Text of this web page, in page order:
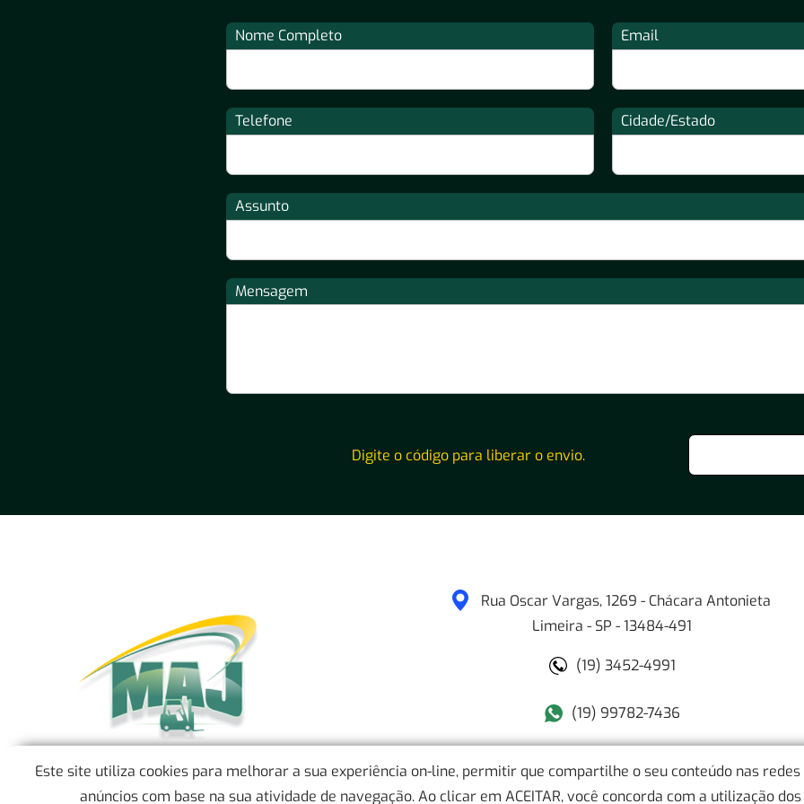
Nome Completo Email
Telefone Cidade/Estado
Assunto
Mensagem
Digite o código para liberar o envio.
Rua Oscar Vargas, 1269 - Chácara Antonieta
Limeira - SP -13484-491
(19) 3452-4991
(19) 99782-7436
Este site utiliza cookies para melhorar a sua experiência on-line, permitir que compartilhe o seu conteúdo nas
anúncios com base na sua atividade de navegação. Ao clicar em ACEITAR, você concorda com a utilização